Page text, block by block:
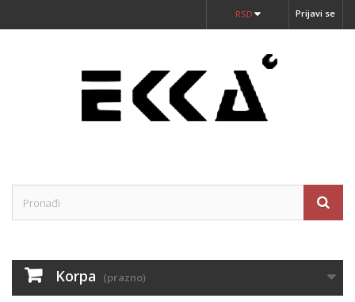
Prijavi se
RSD
Korpa (prazno)